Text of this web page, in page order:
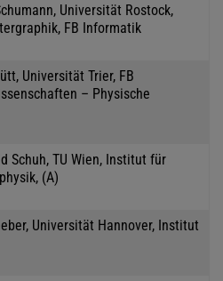
Universität Rostock,
FB Informatik
Universität Trier, FB
– Physische
Schuh, TU Wien, Institut für
(A)
Universität Hannover, Institut